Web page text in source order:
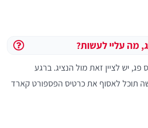
מה עליי לעשות?
יש לציין זאת מול הנציג. ברגע
תוכל לאסוף את כרטיס הפספורט קארד